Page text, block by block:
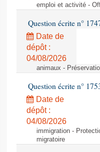
emploi et activité -
Question écrite n°
Date de
dépôt :
04/08/2026
animaux -
Question écrite n°
Date de
dépôt :
04/08/2026
immigration -
migratoire